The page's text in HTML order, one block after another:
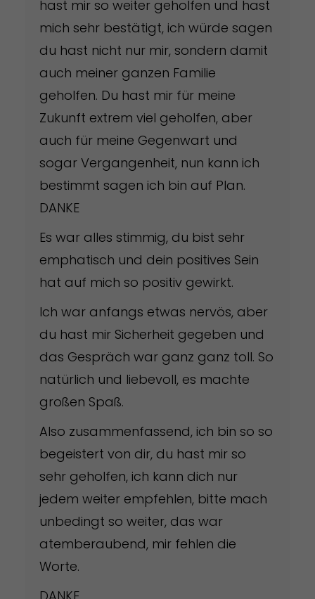
hast mir so weiter geholfen und hast
mich sehr bestätigt, ich würde sagen
du hast nicht nur mir, sondern damit
auch meiner ganzen Familie
geholfen. Du hast mir für meine
Zukunft extrem viel geholfen, aber
auch für meine Gegenwart und
sogar Vergangenheit, nun kann ich
bestimmt sagen ich bin auf Plan.
DANKE
Es war alles stimmig, du bist sehr
emphatisch und dein positives Sein
hat auf mich so positiv gewirkt.
Ich war anfangs etwas nervös, aber
du hast mir Sicherheit gegeben und
das Gespräch war ganz ganz toll. So
natürlich und liebevoll, es machte
großen Spaß.
Also zusammenfassend, ich bin so so
begeistert von dir, du hast mir so
sehr geholfen, ich kann dich nur
jedem weiter empfehlen, bitte mach
unbedingt so weiter, das war
atemberaubend, mir fehlen die
Worte.